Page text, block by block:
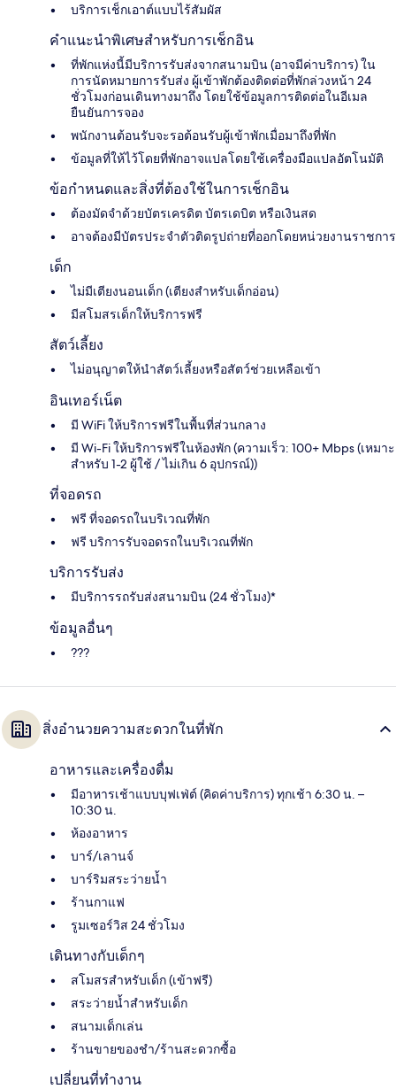
บริการเช็กเอาต์แบบไร้สัมผัส
คำแนะนำพิเศษสำหรับการเช็กอิน
ที่พักแห่งนี้มีบริการรับส่งจากสนามบิน (อาจมีค่าบริการ) ใน
การนัดหมายการรับส่ง ผู้เข้าพักต้องติดต่อที่พักล่วงหน้า 24
ชั่วโมงก่อนเดินทางมาถึง โดยใช้ข้อมูลการติดต่อในอีเมล
ยืนยันการจอง
พนักงานต้อนรับจะรอต้อนรับผู้เข้าพักเมื่อมาถึงที่พัก
ข้อมูลที่ให้ไว้โดยที่พักอาจแปลโดยใช้เครื่องมือแปลอัตโนมัติ
ข้อกำหนดและสิ่งที่ต้องใช้ในการเช็กอิน
ต้องมัดจำด้วยบัตรเครดิต บัตรเดบิต หรือเงินสด
อาจต้องมีบัตรประจำตัวติดรูปถ่ายที่ออกโดยหน่วยงานราชการ
เด็ก
ไม่มีเตียงนอนเด็ก (เตียงสำหรับเด็กอ่อน)
มีสโมสรเด็กให้บริการฟรี
สัตว์เลี้ยง
ไม่อนุญาตให้นำสัตว์เลี้ยงหรือสัตว์ช่วยเหลือเข้า
อินเทอร์เน็ต
มี WiFi ให้บริการฟรีในพื้นที่ส่วนกลาง
มี Wi-Fi ให้บริการฟรีในห้องพัก (ความเร็ว: 100+ Mbps (เหมาะ
สำหรับ 1-2 ผู้ใช้ / ไม่เกิน 6 อุปกรณ์))
ที่จอดรถ
ฟรี ที่จอดรถในบริเวณที่พัก
ฟรี บริการรับจอดรถในบริเวณที่พัก
บริการรับส่ง
มีบริการรถรับส่งสนามบิน (24 ชั่วโมง)*
ข้อมูลอื่นๆ
???
สิ่งอำนวยความสะดวกในที่พัก
อาหารและเครื่องดื่ม
มีอาหารเช้าแบบบุฟเฟ่ต์ (คิดค่าบริการ) ทุกเช้า 6:30 น. –
10:30 น.
ห้องอาหาร
บาร์/เลานจ์
บาร์ริมสระว่ายน้ำ
ร้านกาแฟ
รูมเซอร์วิส 24 ชั่วโมง
เดินทางกับเด็กๆ
สโมสรสำหรับเด็ก (เข้าฟรี)
สระว่ายน้ำสำหรับเด็ก
สนามเด็กเล่น
ร้านขายของชำ/ร้านสะดวกซื้อ
เปลี่ยนที่ทำงาน